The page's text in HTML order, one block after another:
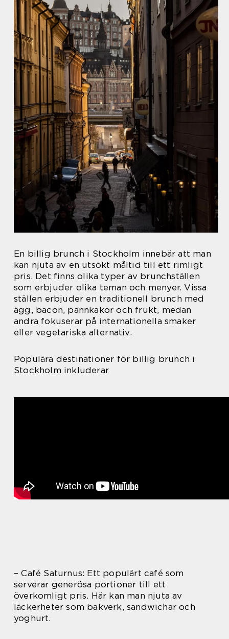
En billig brunch i Stockholm innebär att man
kan njuta av en utsökt måltid till ett rimligt
pris. Det finns olika typer av brunchställen
som erbjuder olika teman och menyer. Vissa
ställen erbjuder en traditionell brunch med
ägg, bacon, pannkakor och frukt, medan
andra fokuserar på internationella smaker
eller vegetariska alternativ.
Populära destinationer för billig brunch i
Stockholm inkluderar
– Café Saturnus: Ett populärt café som
serverar generösa portioner till ett
överkomligt pris. Här kan man njuta av
läckerheter som bakverk, sandwichar och
yoghurt.